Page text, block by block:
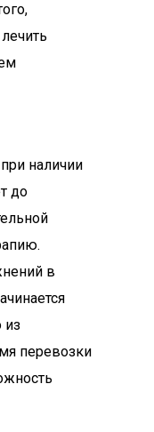
наличии
до
в
из
перевозки